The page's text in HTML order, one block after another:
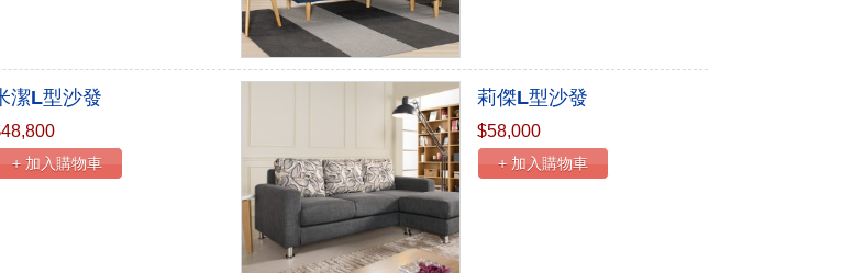
潔L型沙發
+ 加入購物車
莉傑L型沙發
$58,000
+ 加入購物車